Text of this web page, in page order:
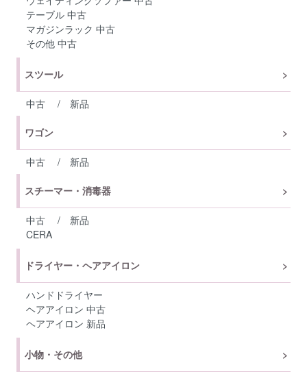
テーブル 中古
マガジンラック 中古
その他 中古
スツール
中古 / 新品
ワゴン
中古 / 新品
スチーマー・消毒器
中古 /
新品
CERA
ドライヤー・ヘアアイロン
ハンドドライヤー
ヘアアイロン 中古
ヘアアイロン 新品
小物・その他